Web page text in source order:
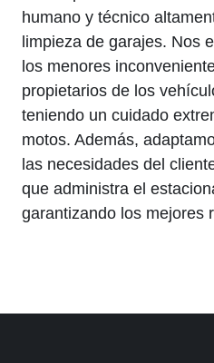
humano y técnico
limpieza de garajes. Nos
los menores
propietarios de los
teniendo un cuidado
motos. Además,
las necesidades del
que administra el
garantizando los mejores